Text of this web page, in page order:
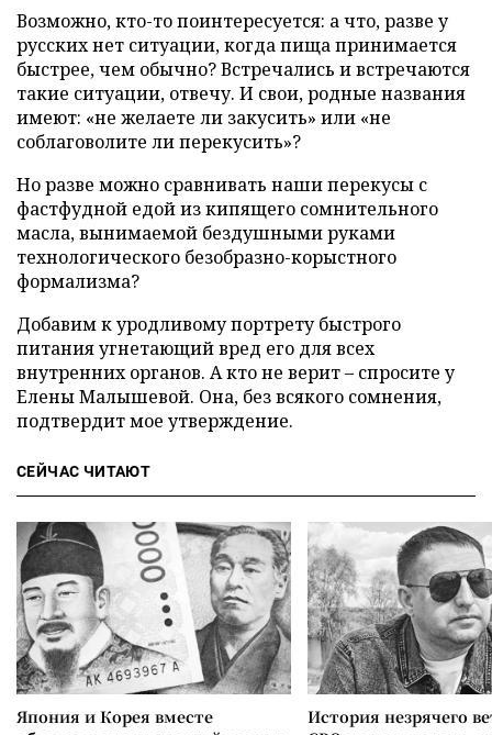
Возможно, кто-то поинтересуется: а что, разве у
русских нет ситуации, когда пища принимается
быстрее, чем обычно? Встречались и встречаются
такие ситуации, отвечу. И свои, родные названия
имеют: «не желаете ли закусить» или «не
соблаговолите ли перекусить»?
Но разве можно сравнивать наши перекусы с
фастфудной едой из кипящего сомнительного
масла, вынимаемой бездушными руками
технологического безобразно-корыстного
формализма?
Добавим к уродливому портрету быстрого
питания угнетающий вред его для всех
внутренних органов. А кто не верит – спросите у
Елены Малышевой. Она, без всякого сомнения,
подтвердит мое утверждение.
СЕЙЧАС ЧИТАЮТ
Япония и Корея вместе
История незрячего